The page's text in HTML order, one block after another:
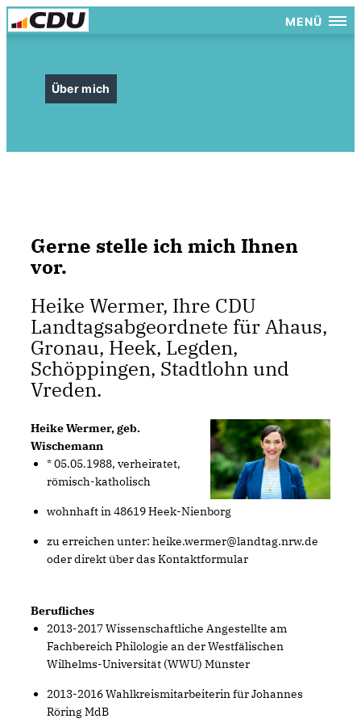
MENÜ
Über mich
Gerne stelle ich mich Ihnen
vor.
Heike Wermer, Ihre CDU
Landtagsabgeordnete für Ahaus,
Gronau, Heek, Legden,
Schöppingen, Stadtlohn und
Vreden.
Heike Wermer, geb.
Wischemann
* 05.05.1988, verheiratet,
römisch-katholisch
wohnhaft in 48619 Heek-Nienborg
zu erreichen unter: heike.wermer@landtag.nrw.de
oder direkt über das Kontaktformular
Berufliches
2013-2017 Wissenschaftliche Angestellte am
Fachbereich Philologie an der Westfälischen
Wilhelms-Universität (WWU) Münster
2013-2016 Wahlkreismitarbeiterin für Johannes
Röring MdB